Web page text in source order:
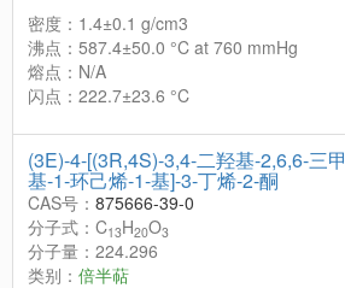
密度：1.4±0.1 g/cm3
沸点：587.4±50.0 °C at 760 mmHg
熔点：N/A
闪点：222.7±23.6 °C
(3E)-4-[(3R,4S)-3,4-二羟基-2,6,6-三甲
基-1-环己烯-1-基]-3-丁烯-2-酮
CAS号： 875666-39-0
分子式：C13H20O3
分子量：224.296
类别： 倍半萜